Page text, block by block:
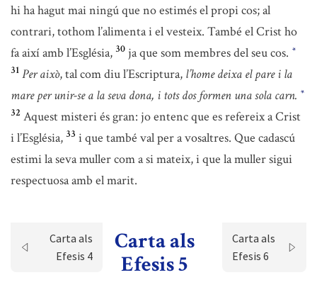
hi ha hagut mai ningú que no estimés el propi cos; al
contrari, tothom l’alimenta i el vesteix. També el Crist ho
fa així amb l’Església, 30 ja que som membres del seu cos. *
31 Per això, tal com diu l’Escriptura, l’home deixa el pare i la
mare per unir-se a la seva dona, i tots dos formen una sola carn. *
32 Aquest misteri és gran: jo entenc que es refereix a Crist
i l’Església, 33 i que també val per a vosaltres. Que cadascú
estimi la seva muller com a si mateix, i que la muller sigui
respectuosa amb el marit.
Carta als
Efesis 4
Carta als
Efesis 5
Carta als
Efesis 6